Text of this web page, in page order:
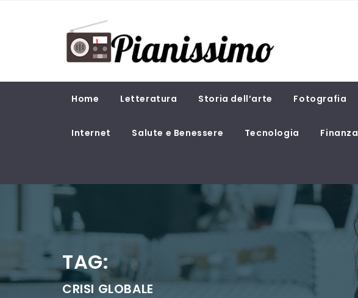
PIANISSIMO
Home Letteratura Storia dell’arte Fotografia
Internet Salute e Benessere Tecnologia Finanza
TAG:
CRISI GLOBALE